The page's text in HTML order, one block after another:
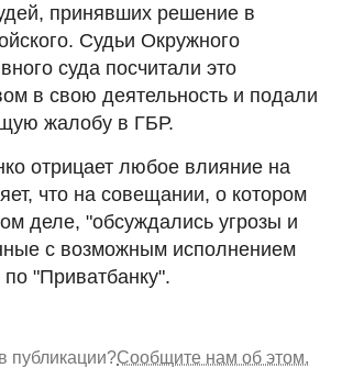
принявших решение в
Судьи Окружного
суда посчитали это
в свою деятельность и подали
жалобу в ГБР.
отрицает любое влияние на
что на совещании, о котором
деле, "обсуждались угрозы и
с возможным исполнением
"Приватбанку".
публикации?Сообщите нам об этом.